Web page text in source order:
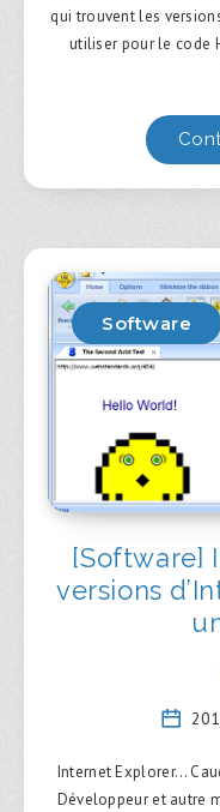
qui trouvent les
utiliser pour le code
Software
[Software]
versions
Internet Explorer…
Développeur et autre